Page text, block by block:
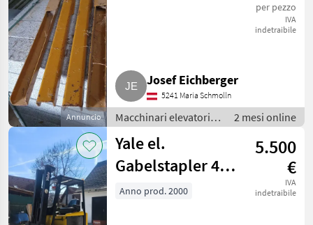
Annuncio
per pezzo
IVA
indetraibile
Josef Eichberger
5241 Maria Schmolln
Macchinari elevatori e
per magazzino /
Carrello elevatore
2 mesi online
Yale el.
Gabelstapler 48
V Freihub, neue
5.500
€
IVA
indetraibile
Anno prod. 2000